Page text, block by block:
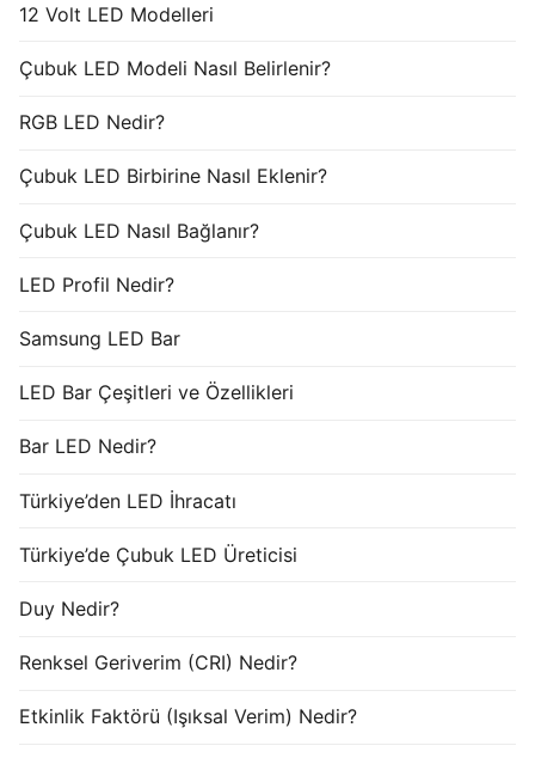
12 Volt LED Modelleri
Çubuk LED Modeli Nasıl Belirlenir?
RGB LED Nedir?
Çubuk LED Birbirine Nasıl Eklenir?
Çubuk LED Nasıl Bağlanır?
LED Profil Nedir?
Samsung LED Bar
LED Bar Çeşitleri ve Özellikleri
Bar LED Nedir?
Türkiye’den LED İhracatı
Türkiye’de Çubuk LED Üreticisi
Duy Nedir?
Renksel Geriverim (CRI) Nedir?
Etkinlik Faktörü (Işıksal Verim) Nedir?